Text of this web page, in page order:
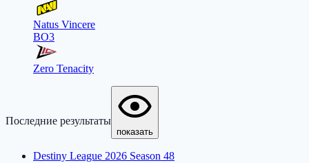
Natus Vincere
BO3
Zero Tenacity
Последние результаты
показать
Destiny League 2026 Season 48